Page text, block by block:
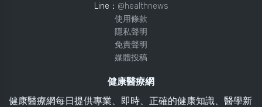
Line： @healthnews
使用條款
隱私聲明
免責聲明
媒體投稿
健康醫療網
健康醫療網每日提供專業、即時、正確的健康知識、醫學新